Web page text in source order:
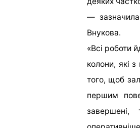
— зазначила
Внукова.
«Всі роботи
колони, які
того, щоб
першим